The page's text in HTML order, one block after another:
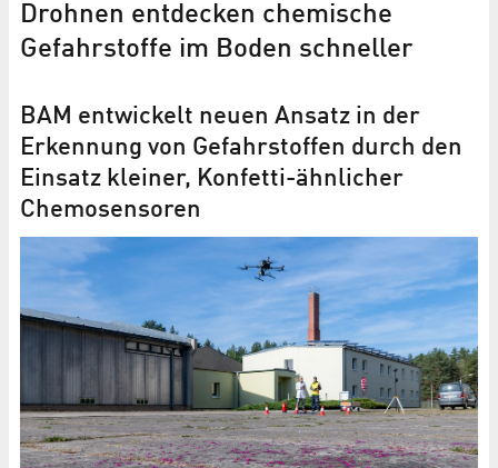
Drohnen entdecken chemische
Gefahrstoffe im Boden schneller
BAM entwickelt neuen Ansatz in der
Erkennung von Gefahrstoffen durch den
Einsatz kleiner, Konfetti-ähnlicher
Chemosensoren